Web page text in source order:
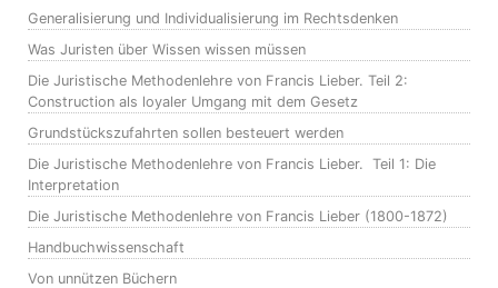
Generalisierung und Individualisierung im Rechtsdenken
Was Juristen über Wissen wissen müssen
Die Juristische Methodenlehre von Francis Lieber. Teil 2:
Construction als loyaler Umgang mit dem Gesetz
Grundstückszufahrten sollen besteuert werden
Die Juristische Methodenlehre von Francis Lieber. Teil 1: Die
Interpretation
Die Juristische Methodenlehre von Francis Lieber (1800-1872)
Handbuchwissenschaft
Von unnützen Büchern